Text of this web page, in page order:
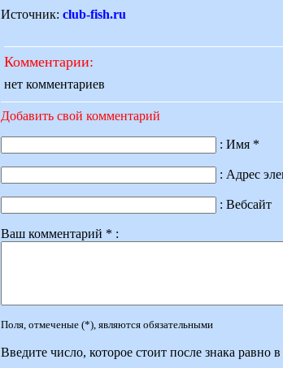
Источник: club-fish.ru
Комментарии:
нет комментариев
Добавить свой комментарий
: Имя *
: Адрес
: Вебсайт
Ваш комментарий * :
Поля, отмеченые (*), являются обязательными
Введите число, которое стоит после знака равно